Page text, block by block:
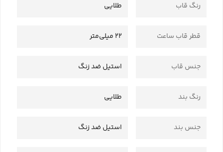
رنگ قاب طلایی
قطر قاب ساعت 22 میلی‌متر
جنس قاب استیل ضد زنگ
رنگ بند طلایی
جنس بند استیل ضد زنگ